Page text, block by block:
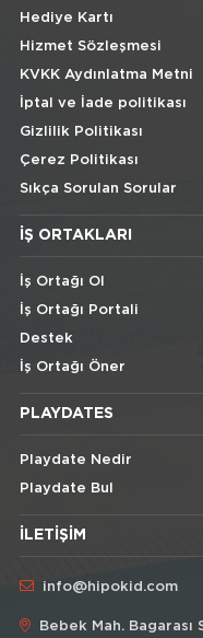
Hediye Kartı
Hizmet Sözleşmesi
KVKK Aydınlatma Metni
İptal ve İade politikası
Gizlilik Politikası
Çerez Politikası
Sıkça Sorulan Sorular
İŞ ORTAKLARI
İş Ortağı Ol
İş Ortağı Portali
Destek
İş Ortağı Öner
PLAYDATES
Playdate Nedir
Playdate Bul
İLETIŞIM
info@hipokid.com
Bebek Mah.